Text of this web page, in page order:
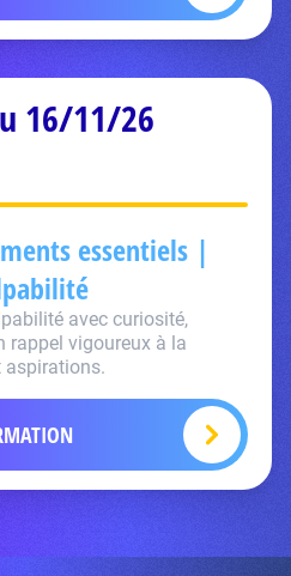
16/11/26
essentiels |
avec curiosité,
rappel vigoureux à la
aspirations.